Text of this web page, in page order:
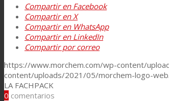
I+D
Asistencia Técnica
Prestaciones
Compartir en Facebook
Compartir en X
Compartir en WhatsApp
Compartir en LinkedIn
Compartir por correo
https://www.morchem.com/wp-content/
content/uploads/2021/05/morchem-logo-
LA FACHPACK
0 comentarios